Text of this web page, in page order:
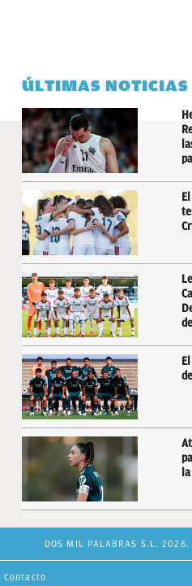
ÚLTIMAS NOTICIAS
DOS MIL PALABRAS S.L. 2026.
Contacto